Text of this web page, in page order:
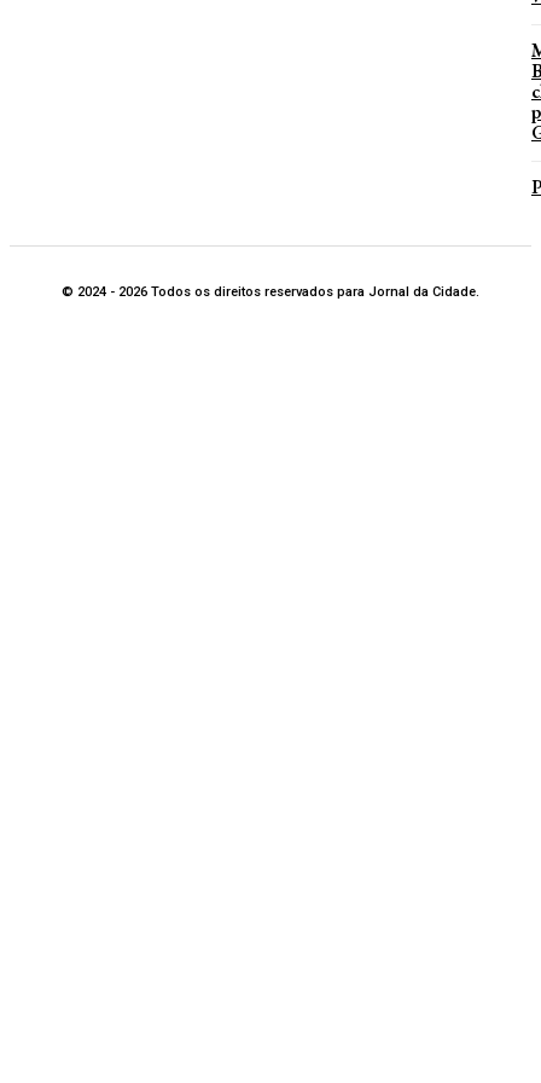
© 2024 - 2026 Todos os direitos reservados para Jornal da Cidade.